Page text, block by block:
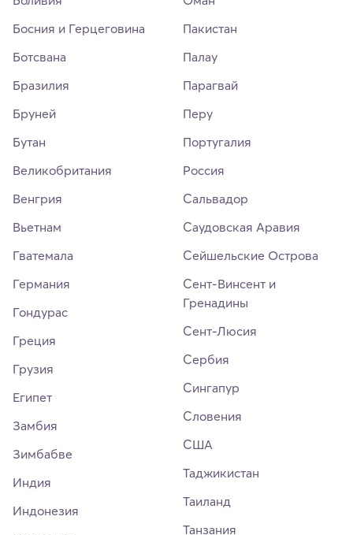
Босния и Герцеговина
Ботсвана
Бразилия
Бруней
Бутан
Великобритания
Венгрия
Вьетнам
Гватемала
Германия
Гондурас
Греция
Грузия
Египет
Замбия
Зимбабве
Индия
Индонезия
Пакистан
Палау
Парагвай
Перу
Португалия
Россия
Сальвадор
Саудовская Аравия
Сейшельские Острова
Сент-Винсент и
Гренадины
Сент-Люсия
Сербия
Сингапур
Словения
США
Таджикистан
Таиланд
Танзания